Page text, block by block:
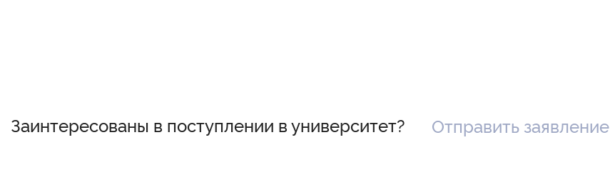
Заинтересованы в поступлении в университет? Отправить заявление